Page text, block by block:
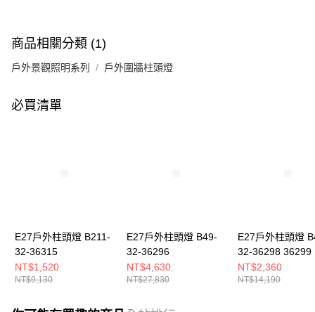
商品相關分類 (1)
戶外景觀照明系列 戶外圍牆柱頭燈
必買清單
E27戶外柱頭燈 B211-
32-36315
NT$1,520
NT$9,130
E27戶外柱頭燈 B49-
32-36296
NT$4,630
NT$27,830
E27戶外柱頭燈
32-36298 36299
NT$2,360
NT$14,190